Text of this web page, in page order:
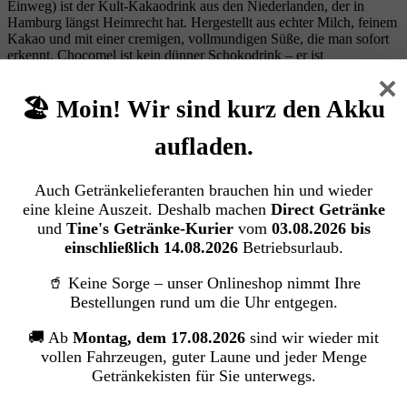
Einweg) ist der Kult‑Kakaodrink aus den Niederlanden, der in
Hamburg längst Heimrecht hat. Hergestellt aus echter Milch, feinem
Kakao und mit einer cremigen, vollmundigen Süße, die man sofort
erkennt. Chocomel ist kein dünner Schokodrink – er ist
Pause zwischendurch oder als Vorrat im Kühlschrank. Ob eiskalt im
Sommer oder leicht erwärmt im Winter – Chocomel liefert immer
diesen typischen „Oh ja!“-Moment. Herkunft:
NiederlandeGeschmack: cremig, schokoladig, süß,
Inhalt:3.6 Liter(5,97 € / 1 Liter)
Regulärer Preis:21,50 €
In den Warenkorb
Ehrmann High Protein Drink Caffé Latte
×
🏖️ Moin! Wir sind kurz den Akku
aufladen.
Auch Getränkelieferanten brauchen hin und wieder
eine kleine Auszeit. Deshalb machen Direct Getränke
und Tine's Getränke-Kuriervom 03.08.2026 bis
einschließlich 14.08.2026Betriebsurlaub.
🥤 Keine Sorge – unser Onlineshop nimmt Ihre
Bestellungen rund um die Uhr entgegen.
🚚 Ab Montag, dem 17.08.2026 sind wir wieder mit
vollen Fahrzeugen, guter Laune und jeder Menge
Getränkekisten für Sie unterwegs.